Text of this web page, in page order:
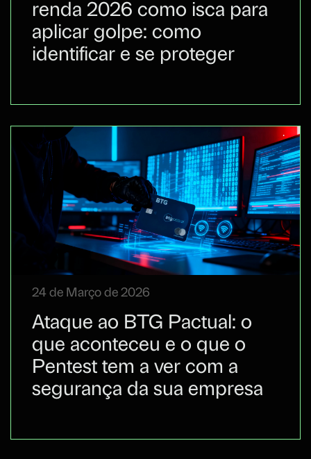
renda 2026 como isca para
aplicar golpe: como
identificar e se proteger
24 de Março de 2026
Ataque ao BTG Pactual: o
que aconteceu e o que o
Pentest tem a ver com a
segurança da sua empresa